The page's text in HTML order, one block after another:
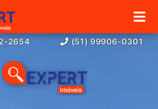
2654 (51) 99906-0301